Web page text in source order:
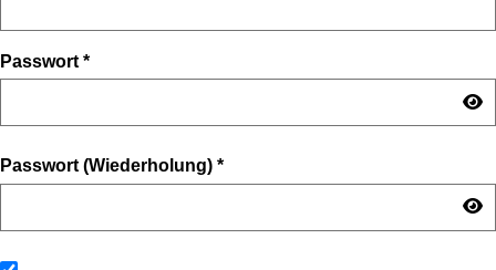
Passwort *
Passwort (Wiederholung) *